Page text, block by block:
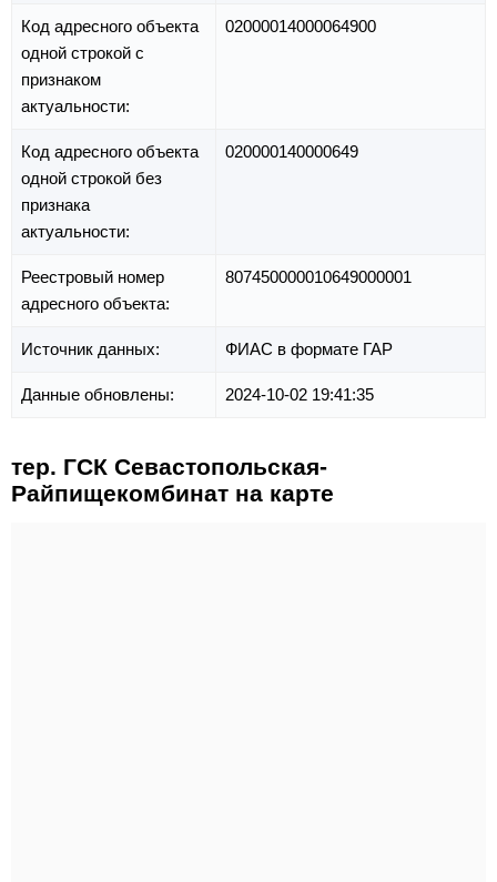
Код адресного объекта
одной строкой с
признаком
актуальности:
02000014000064900
Код адресного объекта
одной строкой без
признака
актуальности:
020000140000649
Реестровый номер
адресного объекта:
807450000010649000001
Источник данных: ФИАС в формате ГАР
Данные обновлены: 2024-10-02 19:41:35
тер. ГСК Севастопольская-
Райпищекомбинат на карте